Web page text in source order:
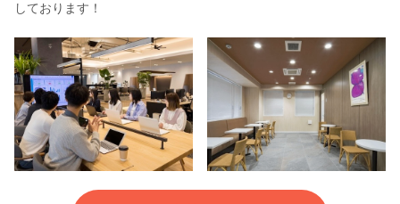
しております！